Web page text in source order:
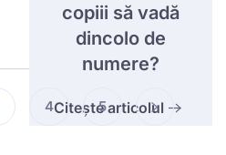
copiii să vadă
dincolo de
numere?
Citește articolul
4 5